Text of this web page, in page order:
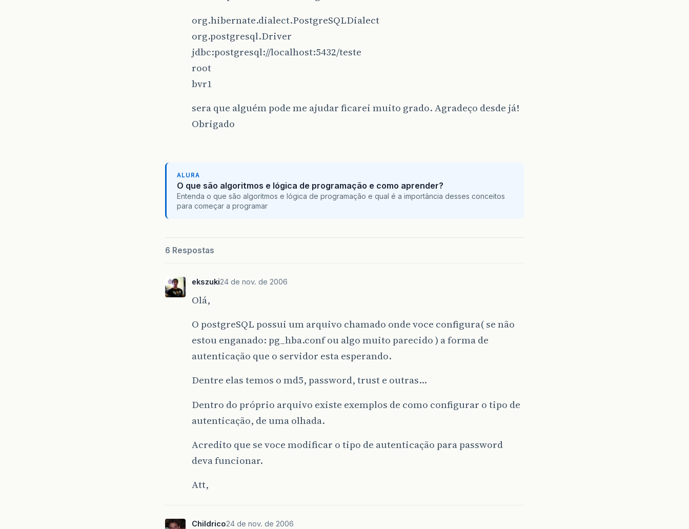
org.hibernate.dialect.PostgreSQLDialect
org.postgresql.Driver
jdbc:postgresql://localhost:5432/teste
root
bvr1
sera que alguém pode me ajudar ficarei muito grado. Agradeço desde já!
Obrigado
ALURA
O que são algoritmos e lógica de programação e como aprender?
Entenda o que são algoritmos e lógica de programação e qual é a importância desses conceitos
para começar a programar
6 Respostas
ekszuki24 de nov. de 2006
Olá,
O postgreSQL possui um arquivo chamado onde voce configura( se não
estou enganado: pg_hba.conf ou algo muito parecido ) a forma de
autenticação que o servidor esta esperando.
Dentre elas temos o md5, password, trust e outras…
Dentro do próprio arquivo existe exemplos de como configurar o tipo de
autenticação, de uma olhada.
Acredito que se voce modificar o tipo de autenticação para password
deva funcionar.
Att,
Childrico24 de nov. de 2006